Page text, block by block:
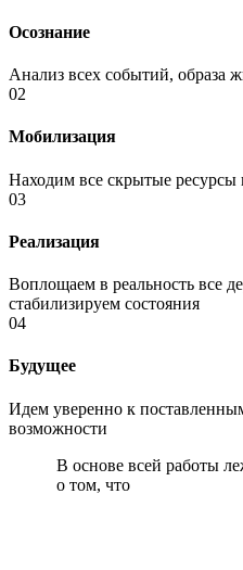
Осознание
Анализ всех событий, образа
02
Мобилизация
Находим все скрытые
03
Реализация
Воплощаем в реальность все
стабилизируем состояния
04
Будущее
Идем уверенно к
возможности
В основе всей работы
о том, что